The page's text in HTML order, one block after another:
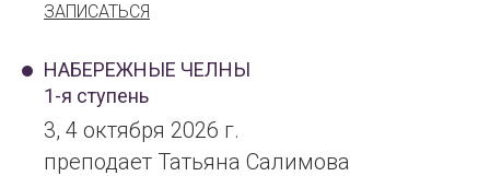
ЗАПИСАТЬСЯ
НАБЕРЕЖНЫЕ ЧЕЛНЫ
1-я ступень
3, 4 октября 2026 г.
преподает Татьяна Салимова